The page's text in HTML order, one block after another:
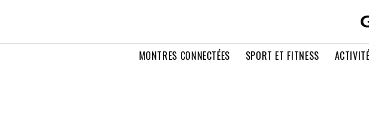
MONTRES CONNECTÉES SPORT ET FITNESS